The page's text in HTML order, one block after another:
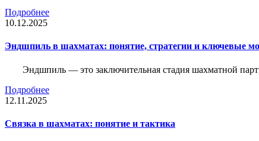
Подробнее
10.12.2025
Эндшпиль в шахматах: понятие, стратегии и ключевые
Эндшпиль — это заключительная стадия шахматной
Подробнее
12.11.2025
Связка в шахматах: понятие и тактика